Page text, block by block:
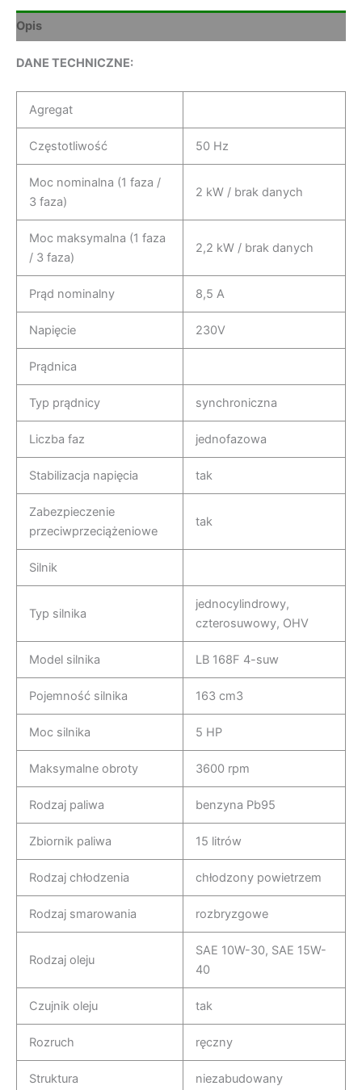
Opis
DANE TECHNICZNE:
Agregat
Częstotliwość 50 Hz
Moc nominalna (1 faza /
3 faza)
2 kW / brak danych
Moc maksymalna (1 faza
/ 3 faza)
2,2 kW / brak danych
Prąd nominalny 8,5 A
Napięcie 230V
Prądnica
Typ prądnicy synchroniczna
Liczba faz jednofazowa
Stabilizacja napięcia tak
Zabezpieczenie
przeciwprzeciążeniowe
tak
Silnik
Typ silnika
jednocylindrowy,
czterosuwowy, OHV
Model silnika LB 168F 4-suw
Pojemność silnika 163 cm3
Moc silnika 5 HP
Maksymalne obroty 3600 rpm
Rodzaj paliwa benzyna Pb95
Zbiornik paliwa 15 litrów
Rodzaj chłodzenia chłodzony powietrzem
Rodzaj smarowania rozbryzgowe
Rodzaj oleju
SAE 10W-30, SAE 15W-
40
Czujnik oleju tak
Rozruch ręczny
Struktura niezabudowany